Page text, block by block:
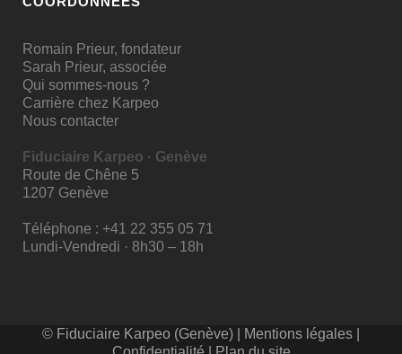
Romain Prieur, fondateur
Sarah Prieur, associée
Qui sommes-nous ?
Carrière chez Karpeo
Nous contacter
Fiduciaire Karpeo · Genève
Route de Chêne 5
1207 Genève
Téléphone : +41 22 355 05 71
Lundi-Vendredi · 8h30 – 18h
© Fiduciaire Karpeo (Genève) | Mentions légales